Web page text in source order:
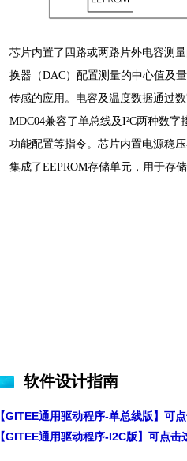
软件设计指南
芯片内置了四路或两路片外电容测
换器（DAC）配置测量的中心值及
传感的应用。电容及温度数据通过
MDC04兼容了单总线及I²C两种数
功能配置等指令。芯片内置电源稳
集成了EEPROM存储单元，用于存
【GITEE通用驱动程序-单总线版】可
【GITEE通用驱动程序-I2C版】可点击